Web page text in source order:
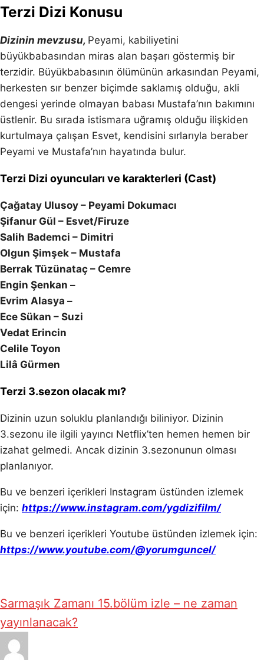
Terzi Dizi Konusu
Dizinin mevzusu, Peyami, kabiliyetini
büyükbabasından miras alan başarı göstermiş bir
terzidir. Büyükbabasının ölümünün arkasından Peyami,
herkesten sır benzer biçimde saklamış olduğu, akli
dengesi yerinde olmayan babası Mustafa’nın bakımını
üstlenir. Bu sırada istismara uğramış olduğu ilişkiden
kurtulmaya çalışan Esvet, kendisini sırlarıyla beraber
Peyami ve Mustafa’nın hayatında bulur.
Terzi Dizi oyuncuları ve karakterleri (Cast)
Çağatay Ulusoy – Peyami Dokumacı
Şifanur Gül – Esvet/Firuze
Salih Bademci – Dimitri
Olgun Şimşek – Mustafa
Berrak Tüzünataç – Cemre
Engin Şenkan –
Evrim Alasya –
Ece Sükan – Suzi
Vedat Erincin
Celile Toyon
Lilâ Gürmen
Terzi 3.sezon olacak mı?
Dizinin uzun soluklu planlandığı biliniyor. Dizinin
3.sezonu ile ilgili yayıncı Netflix’ten hemen hemen bir
izahat gelmedi. Ancak dizinin 3.sezonunun olması
planlanıyor.
Bu ve benzeri içerikleri Instagram üstünden izlemek
için: https://www.instagram.com/ygdizifilm/
Bu ve benzeri içerikleri Youtube üstünden izlemek için:
https://www.youtube.com/@yorumguncel/
Sarmaşık Zamanı 15.bölüm izle – ne zaman
yayınlanacak?